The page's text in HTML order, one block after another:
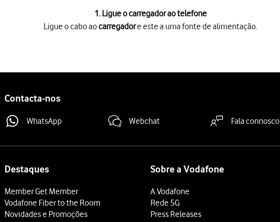
1. Ligue o carregador ao telefone
Ligue o cabo aocarregadore este a uma fonte de alimentação.
Contacta-nos
WhatsApp Webchat Fala connosco
Destaques
Member Get Member
Vodafone Fiber to the Room
Novidades e Promoções
Sobre a Vodafone
A Vodafone
Rede 5G
Press Releases